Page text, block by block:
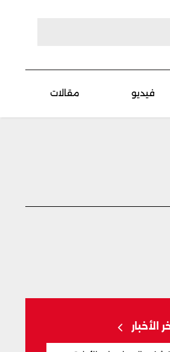
فيديو مقالات
الأخبار